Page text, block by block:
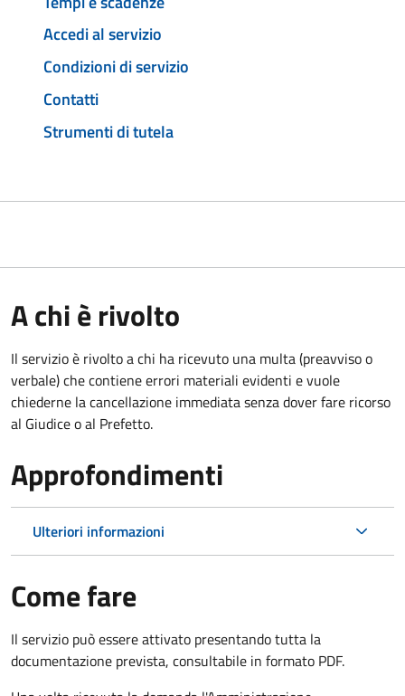
Accedi al servizio
Condizioni di servizio
Contatti
Strumenti di tutela
A chi è rivolto
Il servizio è rivolto a chi ha ricevuto una multa (preavviso o
verbale) che contiene errori materiali evidenti e vuole
chiederne la cancellazione immediata senza dover fare ricorso
al Giudice o al Prefetto.
Approfondimenti
Ulteriori informazioni
Come fare
Il servizio può essere attivato presentando tutta la
documentazione prevista, consultabile in formato PDF.